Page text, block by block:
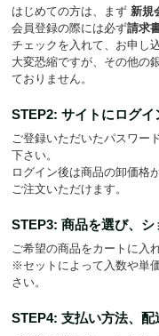
はじめての方は、まず 新規
会員登録の際には必ず請求
チェックを入れて、お申し
大変恐縮ですが、その他の
ておりません。
STEP2: サイトにログイ
ご登録いただいたパスワー
下さい。
ログイン後は商品の卸価格
ご注文いただけます。
STEP3: 商品を選び、
ご希望の商品をカートに入
※セットによって入数や単
さい。
STEP4: 支払い方法、